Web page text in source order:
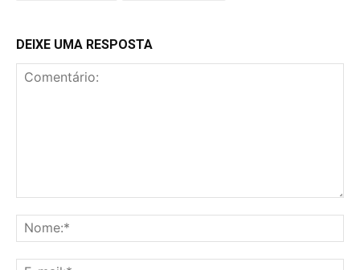
DEIXE UMA RESPOSTA